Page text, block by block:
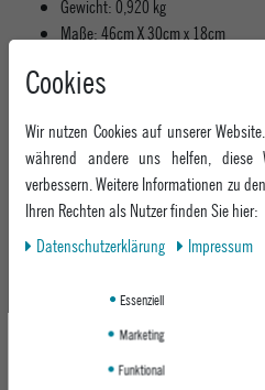
Gewicht: 0,920 kg
Maße: 46cm X 30cm x 18cm
Gepolstertes Laptopfach bis 15 Zoll
Fächer für Kabel & Ladegeräte
Großes Frontfach
Zwei seitliche Reißverschluss-
Organizerfächern
Höhenverstellbarer Brustgurt
Atmungsaktives & ergonomisch
Kunstleder-Applikationen
Material: 93% Cotton, 7%
Cookies
Wir nutzen Cookies auf unserer
während andere uns helfen, diese
verbessern. Weitere Informationen zu
Ihren Rechten als Nutzer finden Sie hier:
Daten­schutz­erklärung
Impressum
Essenziell
Marketing
Funktional